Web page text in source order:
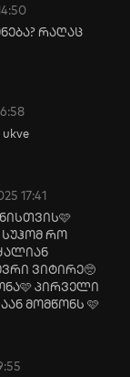
რაღაც
17:41
სუჰომ რო
ვიტირე🥺
პირველი
მომწონს 🩷